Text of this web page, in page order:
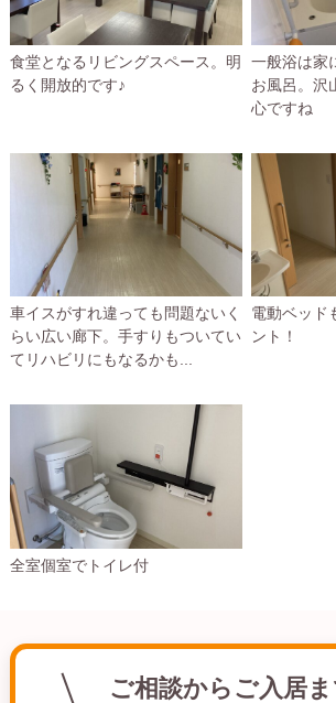
食堂となるリビングスペース。明
るく開放的です♪
一般浴は家
お風呂。沢
心ですね
車イスがすれ違っても問題ないく
らい広い廊下。手すりもついてい
てリハビリにもなるかも...
電動ベッド
ント！
全室個室でトイレ付
ご相談からご入居